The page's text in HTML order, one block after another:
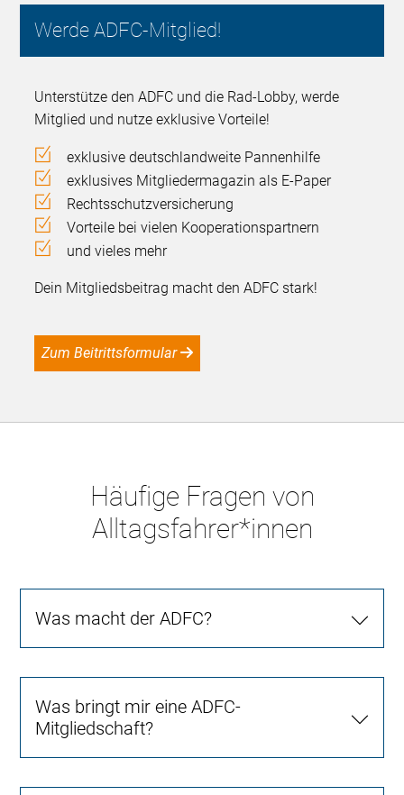
Werde ADFC-Mitglied!
Unterstütze den ADFC und die Rad-Lobby, werde
Mitglied und nutze exklusive Vorteile!
exklusive deutschlandweite Pannenhilfe
exklusives Mitgliedermagazin als E-Paper
Rechtsschutzversicherung
Vorteile bei vielen Kooperationspartnern
und vieles mehr
Dein Mitgliedsbeitrag macht den ADFC stark!
Zum Beitrittsformular
Häufige Fragen von
Alltagsfahrer*innen
Was macht der ADFC?
Was bringt mir eine ADFC-
Mitgliedschaft?